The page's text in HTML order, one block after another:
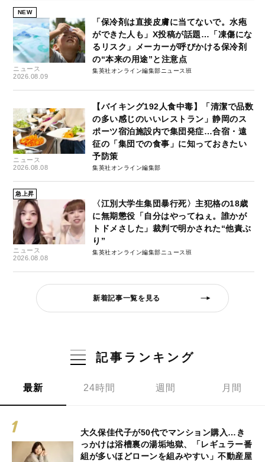
NEW
ニュース
2026.08.09
「保冷剤は直接皮膚に当てないで。水疱
ができた人も」X投稿が話題…「凍傷にな
るリスク」メーカーが呼びかける保冷剤
の“本来の用途”と注意点
集英社オンライン編集部ニュース班
ニュース
2026.08.08
【バイキング192人食中毒】「清潔で品数
の多い感じのいいレストラン」静岡のス
ポーツ宿泊施設内で集団発症…合宿・遠
征の「集団での食事」に知っておきたい
予防策
集英社オンライン編集部
急上昇
ニュース
2026.08.08
〈江別大学生集団暴行死〉主犯格の18歳
に無期懲役「自分はやってねぇ。誰かが
トドメさした」裁判で明かされた“他責ぶ
り”
集英社オンライン編集部ニュース班
新着記事一覧を見る
記事ランキング
最新 24時間 週間 月間
大久保佳代子が50代でマンション購入…き
っかけは浴槽裏の湯垢地獄、「レギュラー番
組が多いほどローンを組みやすい」不動産屋